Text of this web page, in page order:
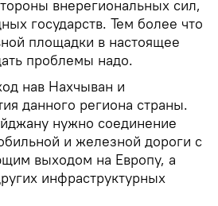
внерегиональных сил,
государств. Тем более что
площадки в настоящее
проблемы надо.
нав Нахчыван и
данного региона страны.
нужно соединение
и железной дороги с
выходом на Европу, а
инфраструктурных